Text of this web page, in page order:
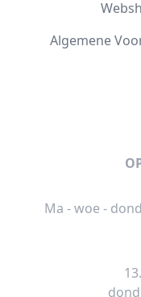
Algemene
Ma - woe -